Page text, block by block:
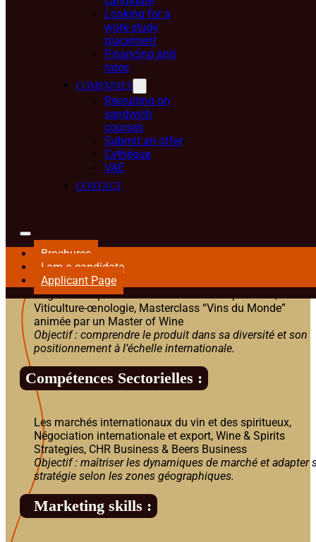
Looking for a
work-study
placement
Financing and
rates
COMPANIES
Recruiting on
sandwich
courses
Submit an offer
Cvthèque
VAE
CONTACT
Brochures
I am a candidate
Applicant Page
Programme M1 Wine and
Spirits International
Product skills :
Dégustation professionnelle de vins et spiritueux,
Viticulture-œnologie, Masterclass “Vins du Monde”
animée par un Master of Wine
Objectif : comprendre le produit dans sa diversité et son
positionnement à l’échelle internationale.
Compétences Sectorielles :
Les marchés internationaux du vin et des spiritueux,
Négociation internationale et export, Wine & Spirits
Strategies, CHR Business & Beers Business
Objectif : maîtriser les dynamiques de marché et adapter
stratégie selon les zones géographiques.
Marketing skills :